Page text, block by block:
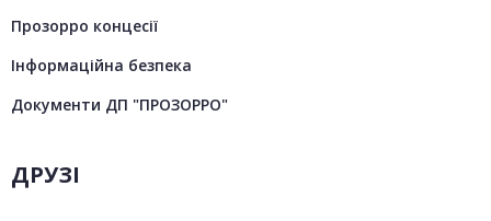
Прозорро концесії
Інформаційна безпека
Документи ДП "ПРОЗОРРО"
ДРУЗІ